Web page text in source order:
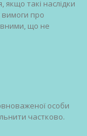
якщо такі наслідки
про
що не
особи
частково.